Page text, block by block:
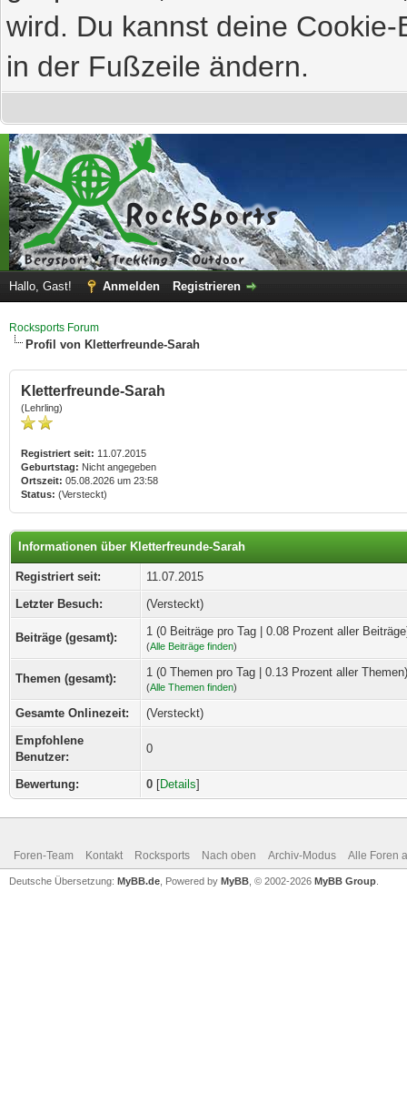
wird. Du kannst deine
in der Fußzeile ändern.
Hallo, Gast! Anmelden Registrieren
Rocksports Forum
Profil von Kletterfreunde-Sarah
Kletterfreunde-Sarah
(Lehrling)
Registriert seit: 11.07.2015
Geburtstag: Nicht angegeben
Ortszeit: 05.08.2026 um 23:58
Status: (Versteckt)
Informationen über Kletterfreunde-Sarah
Registriert seit:
11.07.2015
Letzter Besuch:
(Versteckt)
Beiträge (gesamt): 1 (0 Beiträge pro Tag | 0.08 Prozent aller
(Alle Beiträge finden)
Themen (gesamt): 1 (0 Themen pro Tag | 0.13 Prozent aller Themen)
(Alle Themen finden)
Gesamte Onlinezeit:
(Versteckt)
Empfohlene
Benutzer:
0
Bewertung: 0 [Details]
Foren-Team Kontakt Rocksports Nach oben Archiv-Modus Alle Foren
Deutsche Übersetzung: MyBB.de , Powered by MyBB , © 2002-2026 MyBB Group